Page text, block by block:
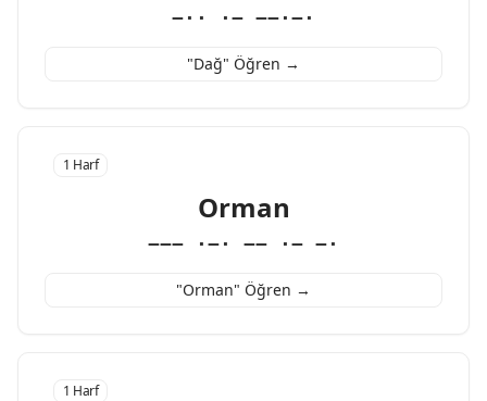
−·· ·− −−·−·
"Dağ" Öğren →
1 Harf
Orman
−−− ·−· −− ·− −·
"Orman" Öğren →
1 Harf